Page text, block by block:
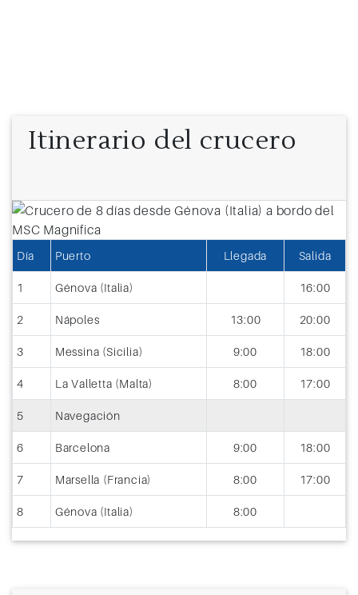
Itinerario del crucero
Día Puerto Llegada Salida
1 Génova (Italia) 16:00
2 Nápoles 13:00 20:00
3 Messina (Sicilia) 9:00 18:00
4 La Valletta (Malta) 8:00 17:00
5 Navegación
6 Barcelona 9:00 18:00
7 Marsella (Francia) 8:00 17:00
8 Génova (Italia) 8:00